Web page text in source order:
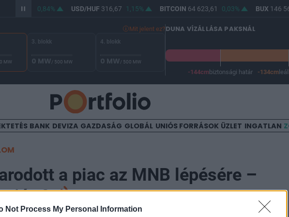
Not Process My Personal Information
364,76 0,84% USD/HUF316,67 1,15% BITCOIN 64 623,61 0,03% BUX146
Mit jelent ez?
MW
3. blokk
0 MW/ 500 MW
4. blokk
0 MW/ 500 MW
DUNA VÍZÁLLÁSA PAKSNÁL
-144cm biztonsági határ -134cm
BANK DEVIZA GAZDASÁG GLOBÁL UNIÓS FORRÁSOK ÜZLET INGATLAN
a piac az MNB lépésére –